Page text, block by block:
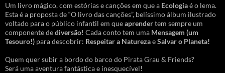
Um livro mágico, com estórias e canções em que a Ecologiaé o lema.
Esta é a proposta de “O livro das canções”, belíssimo álbum ilustrado
voltado para o público infantil em queaprendertem sempre um
componente dediversão! Cada conto tem uma Mensagem (um
Tesouro!) para descobrir: Respeitar a NaturezaeSalvar o Planeta!
Quem quer subir a bordo do barco do Pirata Grau & Friends?
Será uma aventura fantástica e inesquecível!